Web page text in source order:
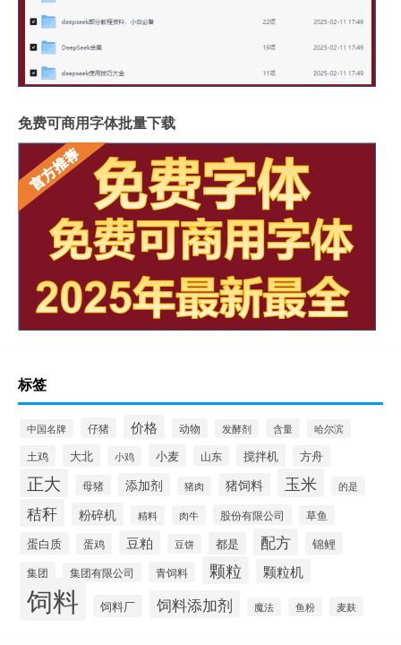
免费可商用字体批量下载
标签
中国名牌 仔猪 价格 动物 发酵剂 含量 哈尔滨
土鸡 大北 小鸡 小麦 山东 搅拌机 方舟
正大 母猪 添加剂 猪肉 猪饲料 玉米 的是
秸秆 粉碎机 精料 肉牛 股份有限公司 草鱼
蛋白质 蛋鸡 豆粕 豆饼 都是 配方 锦鲤
集团 集团有限公司 青饲料 颗粒 颗粒机
饲料 饲料厂 饲料添加剂 魔法 鱼粉 麦麸